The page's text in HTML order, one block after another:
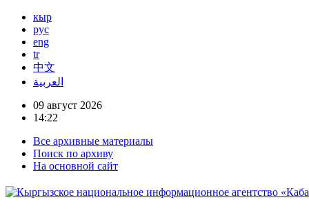
кыр
рус
eng
tr
中文
العربية
09 август 2026
14:22
Все архивные материалы
Поиск по архиву
На основной сайт